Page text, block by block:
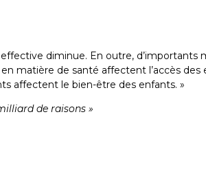
diminue. En outre, d’importants
matière de santé affectent l’accès des
affectent le bien-être des enfants. »
de raisons »